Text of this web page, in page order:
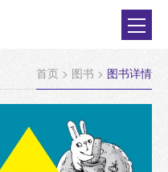
首页 > 图书 > 图书详情